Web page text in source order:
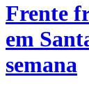
Frente
em
semana